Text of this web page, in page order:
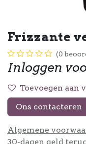
Frizzante
(0
Inloggen
Toevoegen aan
Ons contacteren
Algemene
30-dagen geld